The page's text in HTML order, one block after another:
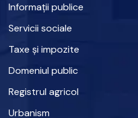
Informații publice
Servicii sociale
Taxe și impozite
Domeniul public
Registrul agricol
Urbanism